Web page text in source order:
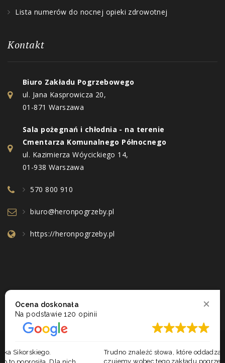
Lista numerów do nocnej opieki zdrowotnej
Kontakt
Biuro Zakładu Pogrzebowego
ul. Jana Kasprowicza 20,
01-871 Warszawa
Sala pożegnań i chłodnia - na terenie
Cmentarza Komunalnego Północnego
ul. Kazimierza Wóycickiego 14,
01-938 Warszawa
570 800 910
biuro@heronpogrzeby.pl
https://heronpogrzeby.pl
2017 - 2026 © ZAKŁAD POGRZEBOWY HERON. WSZELKIE PRAWA
ZASTRZEŻONE. REALIZACJA:
BRAINBOX|TO ADMIN
Ocena doskonała
Na podstawie120 opinii
Trudno znaleźć słowa, które oddadzą wdzięczność, jaką
czujemy wobec tego zakładu pogrzebowego. Pomogli nam